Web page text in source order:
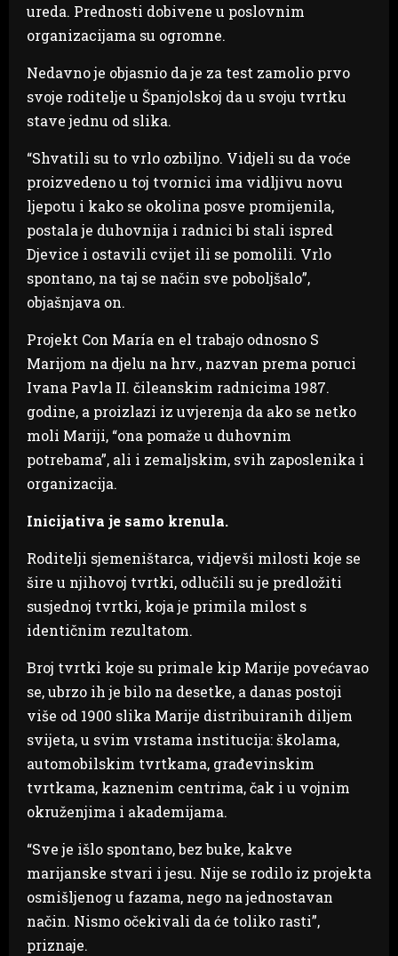
ureda. Prednosti dobivene u poslovnim
organizacijama su ogromne.
Nedavno je objasnio da je za test zamolio prvo
svoje roditelje u Španjolskoj da u svoju tvrtku
stave jednu od slika.
“Shvatili su to vrlo ozbiljno. Vidjeli su da voće
proizvedeno u toj tvornici ima vidljivu novu
ljepotu i kako se okolina posve promijenila,
postala je duhovnija i radnici bi stali ispred
Djevice i ostavili cvijet ili se pomolili. Vrlo
spontano, na taj se način sve poboljšalo”,
objašnjava on.
Projekt Con María en el trabajo odnosno S
Marijom na djelu na hrv., nazvan prema poruci
Ivana Pavla II. čileanskim radnicima 1987.
godine, a proizlazi iz uvjerenja da ako se netko
moli Mariji, “ona pomaže u duhovnim
potrebama”, ali i zemaljskim, svih zaposlenika i
organizacija.
Inicijativa je samo krenula.
Roditelji sjemeništarca, vidjevši milosti koje se
šire u njihovoj tvrtki, odlučili su je predložiti
susjednoj tvrtki, koja je primila milost s
identičnim rezultatom.
Broj tvrtki koje su primale kip Marije povećavao
se, ubrzo ih je bilo na desetke, a danas postoji
više od 1900 slika Marije distribuiranih diljem
svijeta, u svim vrstama institucija: školama,
automobilskim tvrtkama, građevinskim
tvrtkama, kaznenim centrima, čak i u vojnim
okruženjima i akademijama.
“Sve je išlo spontano, bez buke, kakve
marijanske stvari i jesu. Nije se rodilo iz projekta
osmišljenog u fazama, nego na jednostavan
način. Nismo očekivali da će toliko rasti”,
priznaje.